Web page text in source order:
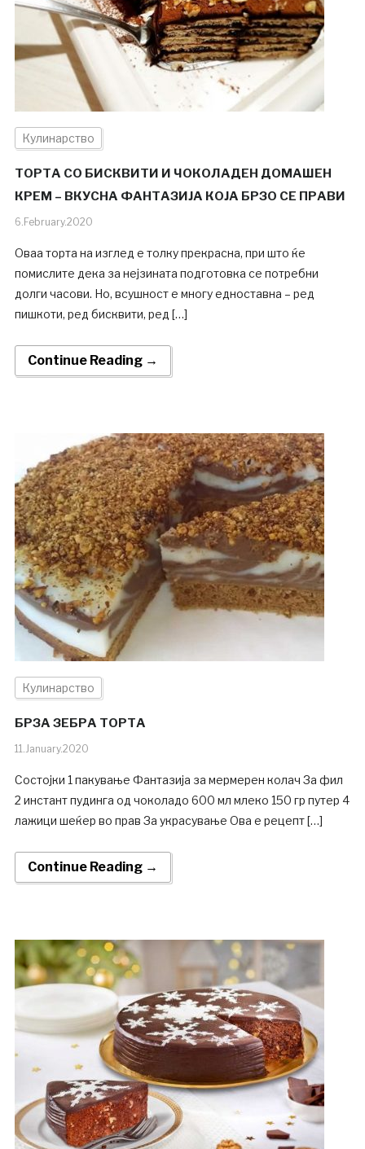
Кулинарство
ТОРТА СО БИСКВИТИ И ЧОКОЛАДЕН ДОМАШЕН
КРЕМ – ВКУСНА ФАНТАЗИЈА КОЈА БРЗО СЕ ПРАВИ
6.February.2020
Оваа торта на изглед е толку прекрасна, при што ќе
помислите дека за нејзината подготовка се потребни
долги часови. Но, всушност е многу едноставна – ред
пишкоти, ред бисквити, ред […]
Continue Reading →
Кулинарство
БРЗА ЗЕБРА ТОРТА
11.January.2020
Состојки 1 пакување Фантазија за мермерен колач За фил
2 инстант пудинга од чоколадо 600 мл млеко 150 гр путер 4
лажици шеќер во прав За украсување Ова е рецепт […]
Continue Reading →